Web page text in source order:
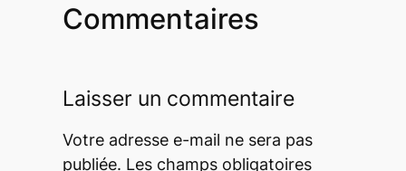
Commentaires
Laisser un commentaire
Votre adresse e-mail ne sera pas
publiée. Les champs obligatoires